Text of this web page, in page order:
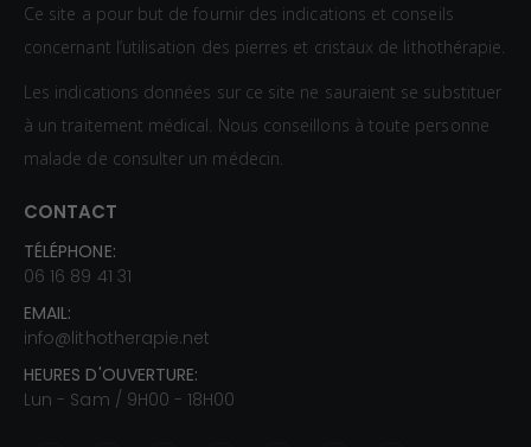
Ce site a pour but de fournir des indications et conseils
concernant l’utilisation des pierres et cristaux de lithothérapie.
Les indications données sur ce site ne sauraient se substituer
à un traitement médical. Nous conseillons à toute personne
malade de consulter un médecin.
CONTACT
TÉLÉPHONE:
06 16 89 41 31
EMAIL:
info@lithotherapie.net
HEURES D'OUVERTURE:
Lun - Sam / 9H00 - 18H00